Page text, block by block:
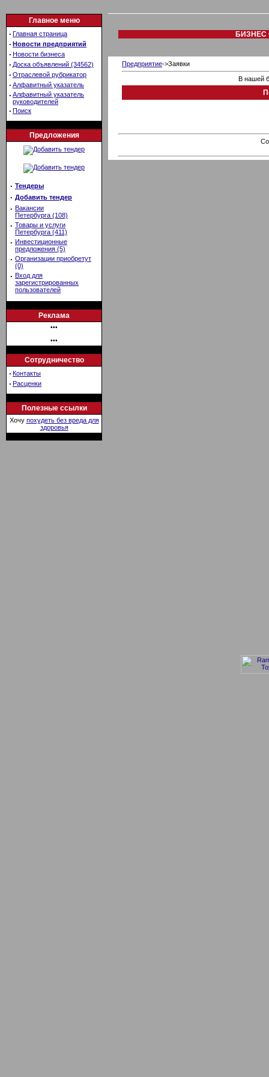
Главное меню
· Главная страница
· Новости предприятий
· Новости бизнеса
· Доска объявлений (34562)
· Отраслевой рубрикатор
· Алфавитный указатель
· Алфавитный указатель
руководителей
· Поиск
Предложения
· Тендеры
· Добавить тендер
· Вакансии
Петербурга (108)
· Товары и услуги
Петербурга (411)
· Инвестиционные
предложения (5)
· Организации приобретут
(0)
· Вход для
зарегистрированных
пользователей
Реклама
•••
•••
Сотрудничество
· Контакты
· Расценки
Полезные ссылки
Хочу похудеть без вреда для
здоровья
БИЗНЕС
Предприятие->Заявки
В нашей